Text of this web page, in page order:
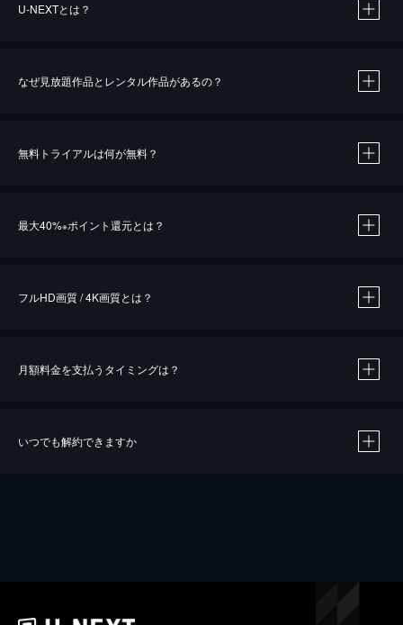
U-NEXTとは？
なぜ見放題作品とレンタル作品があるの？
無料トライアルは何が無料？
最大40%※ポイント還元とは？
※40％ポイント還元の対象は、クレジットカード決済による作品の購入 / レンタルです。
iOSアプリのUコイン決済による作品の購入 / レンタルは、20％のポイント還元です。
フルHD画質 / 4K画質とは？
月額料金を支払うタイミングは？
いつでも解約できますか